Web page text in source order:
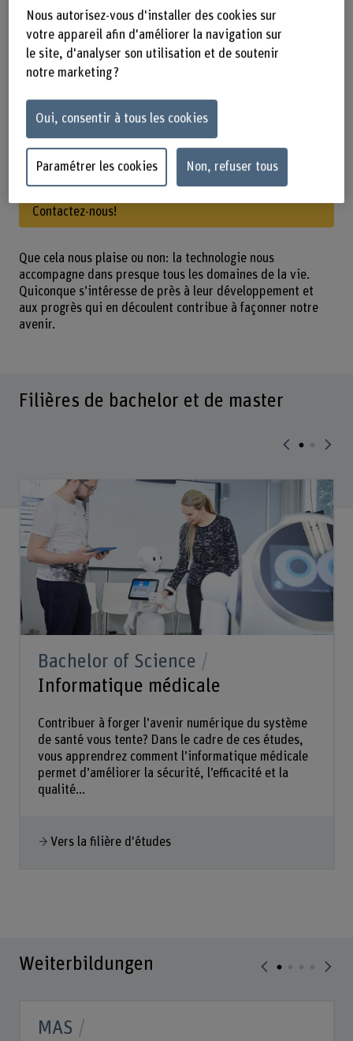
soutenons nos étudiant e s dans leurs
projets et leurs travaux de fin
d’études. En tant que partenaire
économique, vous avez la possibilité
de soumettre des thèmes pour des
travaux d’étudiant-e-s.
Avez-vous une idée de travail d’étudiant‑e?
Contactez-nous!
Que cela nous plaise ou non: la technologie nous
accompagne dans presque tous les domaines de la vie.
Quiconque s’intéresse de près à leur développement et
aux progrès qui en découlent contribue à façonner notre
avenir.
Filières de bachelor et de master
Bachelor of Science
Informatique médicale
Contribuer à forger l’avenir numérique du système
de santé vous tente? Dans le cadre de ces études,
vous apprendrez comment l’informatique médicale
permet d’améliorer la sécurité, l’efficacité et la
qualité...
Vers la filière d'études
Weiterbildungen
MAS
Nous autorisez-vous d'installer des cookies sur
votre appareil afin d'améliorer la navigation sur
le site, d'analyser son utilisation et de soutenir
notre marketing ?
Oui, consentir à tous les cookies
Paramétrer les cookies Non, refuser tous